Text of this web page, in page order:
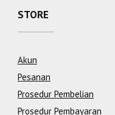
STORE
Akun
Pesanan
Prosedur Pembelian
Prosedur Pembayaran